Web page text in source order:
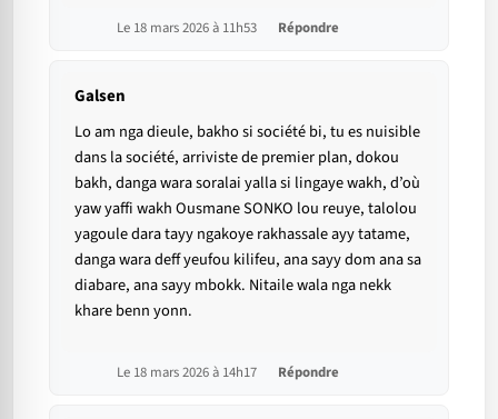
Le 18 mars 2026 à 11h53 Répondre
Galsen
Lo am nga dieule, bakho si société bi, tu es nuisible
dans la société, arriviste de premier plan, dokou
bakh, danga wara soralai yalla si lingaye wakh, d’où
yaw yaffi wakh Ousmane SONKO lou reuye, talolou
yagoule dara tayy ngakoye rakhassale ayy tatame,
danga wara deff yeufou kilifeu, ana sayy dom ana sa
diabare, ana sayy mbokk. Nitaile wala nga nekk
khare benn yonn.
Le 18 mars 2026 à 14h17 Répondre